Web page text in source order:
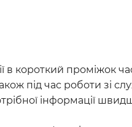
короткий проміжок
під час роботи зі
інформації